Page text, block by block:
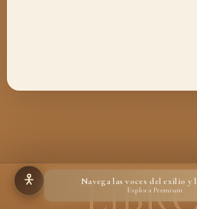
Navega las voces del exilio y
Explora Premium